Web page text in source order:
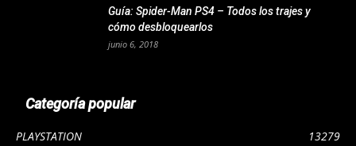
Guía: Spider-Man PS4 – Todos los trajes y
cómo desbloquearlos
junio 6, 2018
Categoría popular
PLAYSTATION 13279